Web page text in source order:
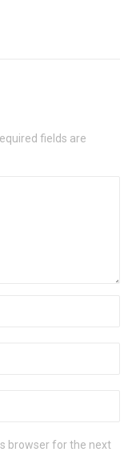
fields are
browser for the next